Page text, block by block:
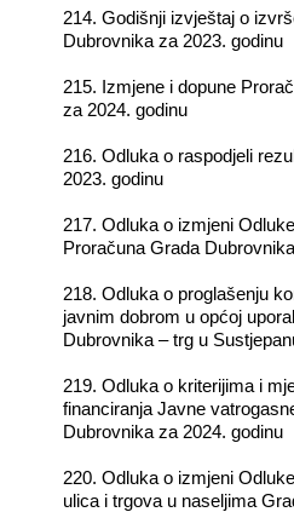
214. Godišnji izvještaj o
Dubrovnika za 2023. godinu
215. Izmjene i dopune
za 2024. godinu
216. Odluka o raspodjeli
2023. godinu
217. Odluka o izmjeni
Proračuna Grada
218. Odluka o proglašenju
javnim dobrom u općoj
Dubrovnika – trg u
219. Odluka o kriterijima i
financiranja Javne
Dubrovnika za 2024. godinu
220. Odluka o izmjeni
ulica i trgova u naseljima